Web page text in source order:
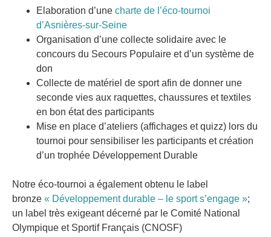
Elaboration d’une charte de l’éco-tournoi
d’Asnières-sur-Seine
Organisation d’une collecte solidaire avec le
concours du Secours Populaire et d’un système de
don
Collecte de matériel de sport afin de donner une
seconde vies aux raquettes, chaussures et textiles
en bon état des participants
Mise en place d’ateliers (affichages et quizz) lors du
tournoi pour sensibiliser les participants et création
d’un trophée Développement Durable
Notre éco-tournoi a également obtenu le label
bronze « Développement durable – le sport s’engage »;
un label très exigeant décerné par le Comité National
Olympique et Sportif Français (CNOSF)